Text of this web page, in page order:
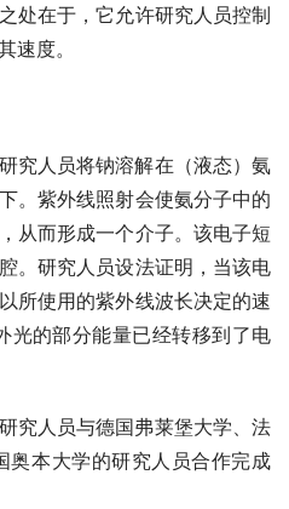
处在于，它允许研究人员控制
速度。
究人员将钠溶解在（液态）氨
。紫外线照射会使氨分子中的
从而形成一个介子。该电子短
。研究人员设法证明，当该电
所使用的紫外线波长决定的速
光的部分能量已经转移到了电
究人员与德国弗莱堡大学、法
奥本大学的研究人员合作完成